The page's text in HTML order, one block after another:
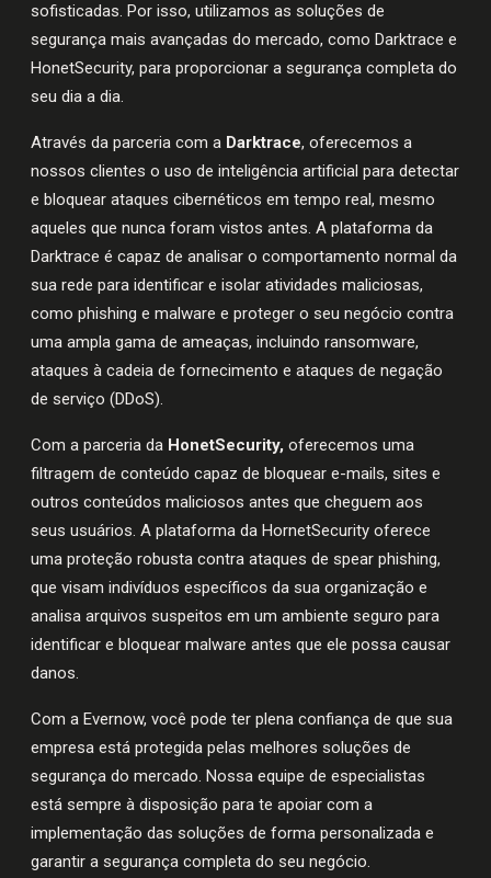
sofisticadas. Por isso, utilizamos as soluções de
segurança mais avançadas do mercado, como Darktrace e
HonetSecurity, para proporcionar a segurança completa do
seu dia a dia.
Através da parceria com a Darktrace, oferecemos a
nossos clientes o uso de inteligência artificial para detectar
e bloquear ataques cibernéticos em tempo real, mesmo
aqueles que nunca foram vistos antes. A plataforma da
Darktrace é capaz de analisar o comportamento normal da
sua rede para identificar e isolar atividades maliciosas,
como phishing e malware e proteger o seu negócio contra
uma ampla gama de ameaças, incluindo ransomware,
ataques à cadeia de fornecimento e ataques de negação
de serviço (DDoS).
Com a parceria da HonetSecurity, oferecemos uma
filtragem de conteúdo capaz de bloquear e-mails, sites e
outros conteúdos maliciosos antes que cheguem aos
seus usuários. A plataforma da HornetSecurity oferece
uma proteção robusta contra ataques de spear phishing,
que visam indivíduos específicos da sua organização e
analisa arquivos suspeitos em um ambiente seguro para
identificar e bloquear malware antes que ele possa causar
danos.
Com a Evernow, você pode ter plena confiança de que sua
empresa está protegida pelas melhores soluções de
segurança do mercado. Nossa equipe de especialistas
está sempre à disposição para te apoiar com a
implementação das soluções de forma personalizada e
garantir a segurança completa do seu negócio.